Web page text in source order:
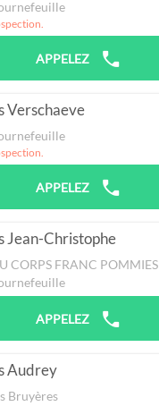
APPELEZ
Verschaeve
APPELEZ
Jean-Christophe
CORPS FRANC POMMIES
APPELEZ
Audrey
Bruyères